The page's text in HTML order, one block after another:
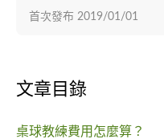
首次發布 2019/01/01
文章目錄
桌球教練費用怎麼算？